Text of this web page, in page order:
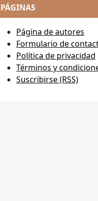
PÁGINAS
Página de autores
Formulario de
Política de privacidad
Términos y
Suscribirse (RSS)